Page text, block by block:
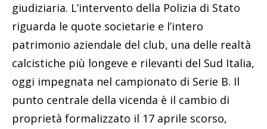
giudiziaria. L’intervento della Polizia di Stato
riguarda le quote societarie e l’intero
patrimonio aziendale del club, una delle realtà
calcistiche più longeve e rilevanti del Sud Italia,
oggi impegnata nel campionato di Serie B. Il
punto centrale della vicenda è il cambio di
proprietà formalizzato il 17 aprile scorso,